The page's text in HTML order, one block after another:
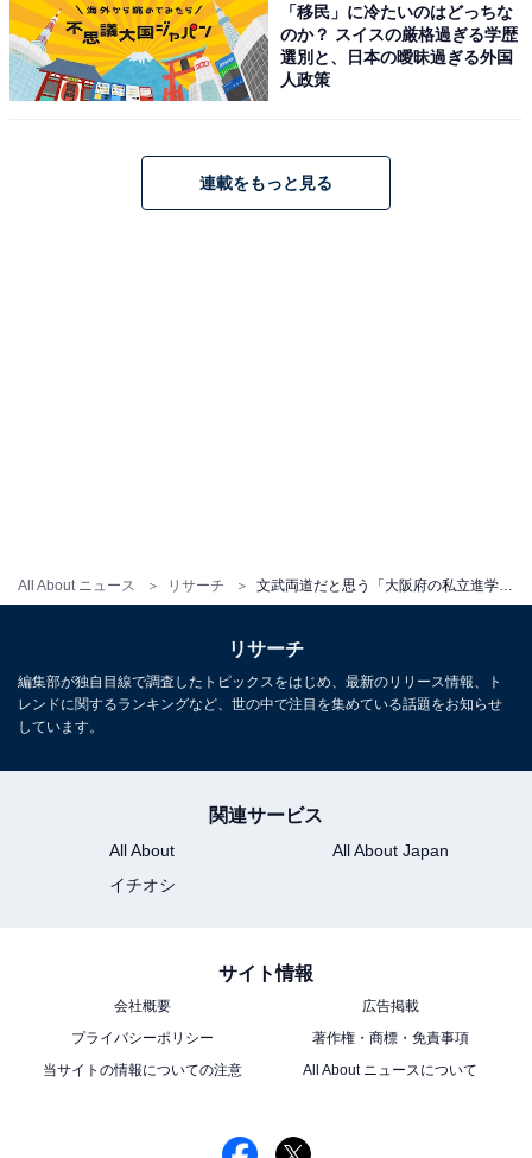
All About ニュース リサーチ
「移民」に冷たいのはどっちな
のか？ スイスの厳格過ぎる学歴
選別と、日本の曖昧過ぎる外国
人政策
連載をもっと見る
リサーチ
編集部が独自目線で調査したトピックスをはじめ、最新のリリース情報、ト
レンドに関するランキングなど、世の中で注目を集めている話題をお知らせ
しています。
関連サービス
All About
All About Japan
イチオシ
サイト情報
会社概要
広告掲載
プライバシーポリシー
著作権・商標・免責事項
当サイトの情報についての注意
All About ニュースについて